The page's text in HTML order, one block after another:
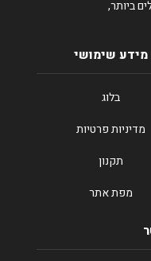
ביותר,
מידע שימושי
בלוג
מדיניות פרטיות
תקנון
מפת אתר